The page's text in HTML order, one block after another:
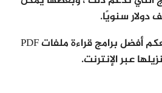
دولار سنويًا.
لذلك سوف نستعرض معكم أفضل برامج قراءة ملفات PDF
عبر الإنترنت.